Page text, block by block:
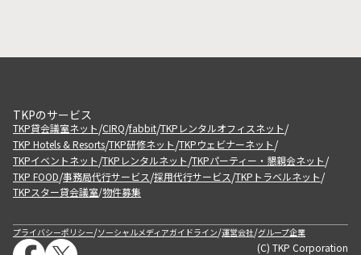
TKPのサービス
TKP貸会議室ネット/CIRQ/fabbit/TKPレンタルオフィスネット/
TKP Hotels & Resorts/TKP研修ネット/TKPウェビナーネット/
TKPイベントネット/TKPレンタルネット/TKPパーティー・懇親会ネット/
TKP FOOD/事務局代行サービス/採用代行サービス/TKPトラベルネット/
TKPスター貸会議室/物件募集
プライバシーポリシー/ソーシャルメディアガイドライン/運営会社/グループ企業
(C) TKP Corporation